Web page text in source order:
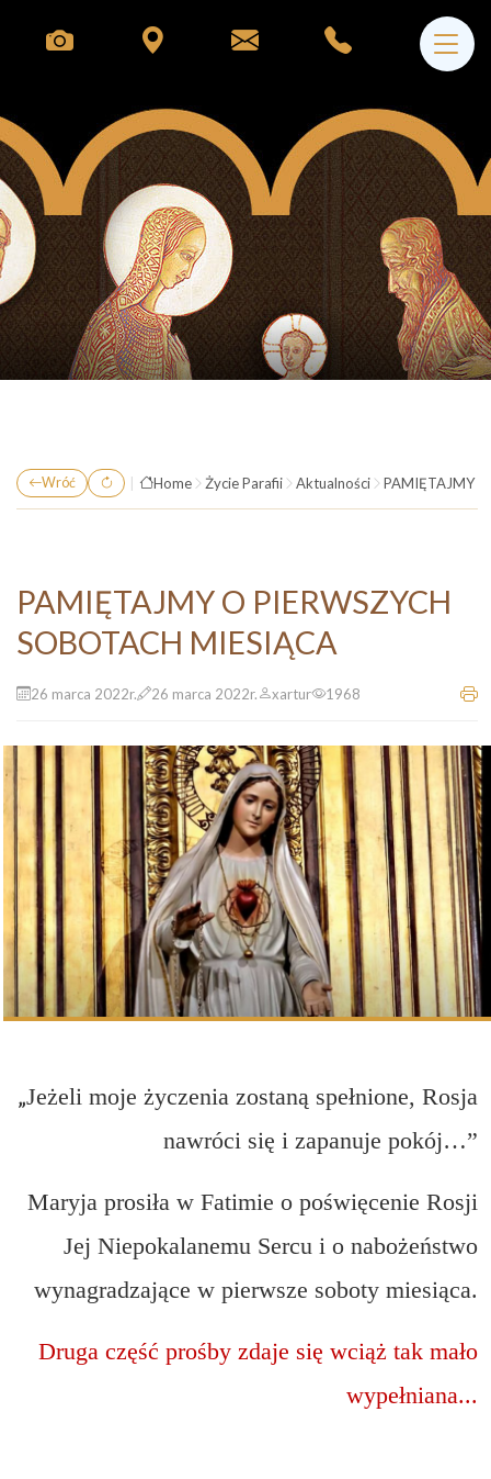
Wróć | Home Życie Parafii Aktualności PAMIĘTAJMY
PAMIĘTAJMY O PIERWSZYCH
SOBOTACH MIESIĄCA
26 marca 2022r. 26 marca 2022r. xartur 1968
„Jeżeli moje życzenia zostaną spełnione, Rosja
nawróci się i zapanuje pokój…”
Maryja prosiła w Fatimie o poświęcenie Rosji
Jej Niepokalanemu Sercu i o nabożeństwo
wynagradzające w pierwsze soboty miesiąca.
Druga część prośby zdaje się wciąż tak mało
wypełniana...